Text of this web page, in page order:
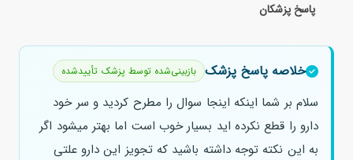
پاسخ پزشکان
خلاصه پاسخ پزشک بازبینی‌شده توسط پزشک تأییدشده
سلام بر شما اینکه اینجا سوال را مطرح کردید و سر خود
دارو را قطع نکرده اید بسیار خوب است اما بهتر میشود اگر
به این نکته توجه داشته باشید که تجویز این دارو علتی